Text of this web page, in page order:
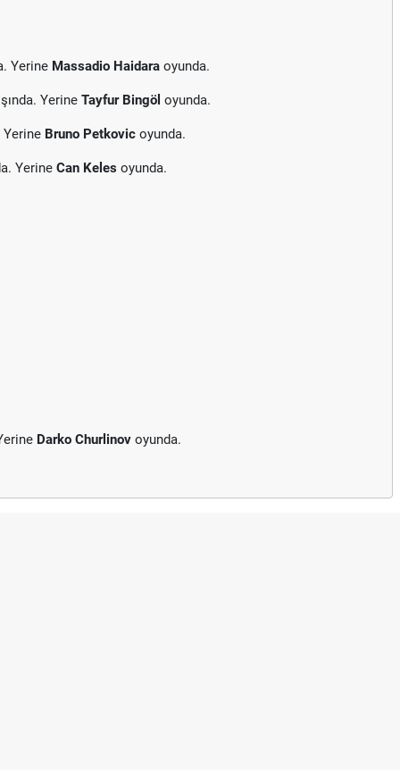
Yerine Massadio Haidara oyunda.
Yerine Tayfur Bingöl oyunda.
Yerine Bruno Petkovic oyunda.
Yerine Can Keles oyunda.
Darko Churlinov oyunda.